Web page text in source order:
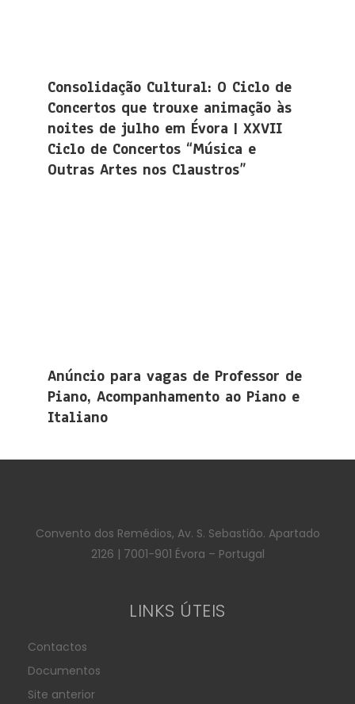
Consolidação Cultural: O Ciclo de
Concertos que trouxe animação às
noites de julho em Évora | XXVII
Ciclo de Concertos “Música e
Outras Artes nos Claustros”
Anúncio para vagas de Professor de
Piano, Acompanhamento ao Piano e
Italiano
Convento dos Remédios, Av. S. Sebastião. Apartado
2126 | 7001-901 Évora – Portugal
LINKS ÚTEIS
Contactos
Documentos
Site anterior